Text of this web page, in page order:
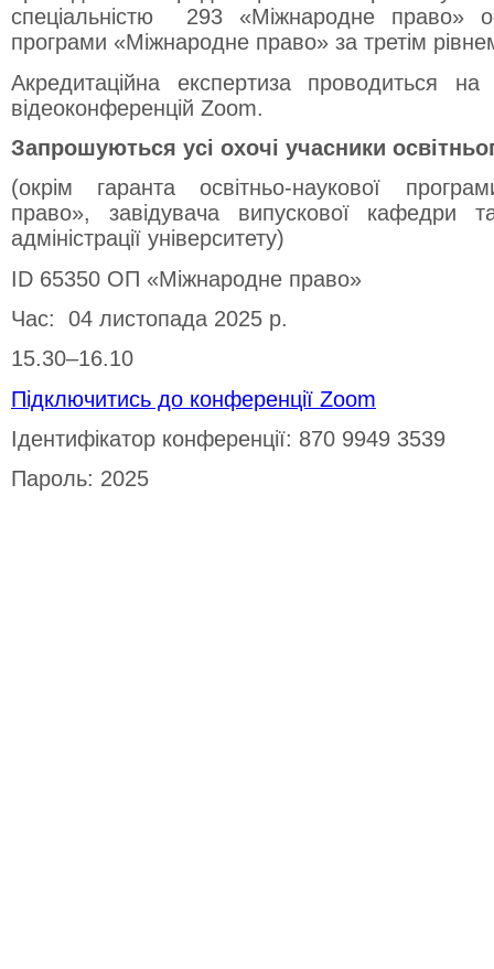
спеціальністю 293 «Міжнародне право»
програми «Міжнародне право» за третім
Акредитаційна експертиза проводиться
відеоконференцій Zoom.
Запрошуються усі охочі учасники
(окрім гаранта освітньо-наукової
право», завідувача випускової кафедри
адміністрації університету)
ID 65350 ОП «Міжнародне право»
Час: 04 листопада 2025 р.
15.30–16.10
Підключитись до конференції Zoom
Ідентифікатор конференції: 870 9949 3539
Пароль: 2025